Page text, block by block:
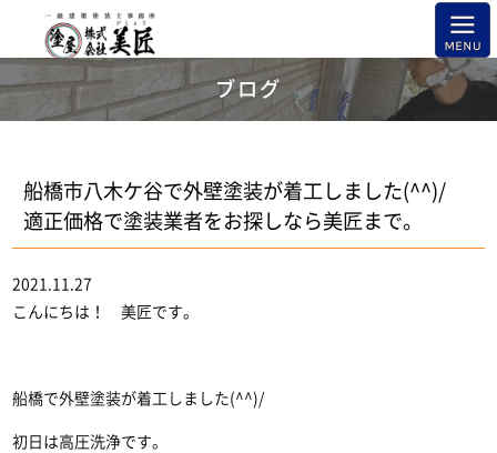
ブログ
船橋市八木ケ谷で外壁塗装が着工しました(^^)/
適正価格で塗装業者をお探しなら美匠まで。
2021.11.27
こんにちは！ 美匠です。
船橋で外壁塗装が着工しました(^^)/
初日は高圧洗浄です。